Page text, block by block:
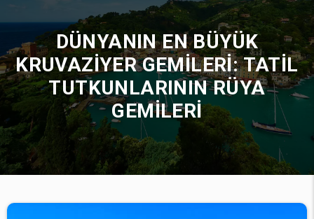
DÜNYANIN EN BÜYÜK
KRUVAZIYER GEMILERI: TATIL
TUTKUNLARININ RÜYA
GEMILERI